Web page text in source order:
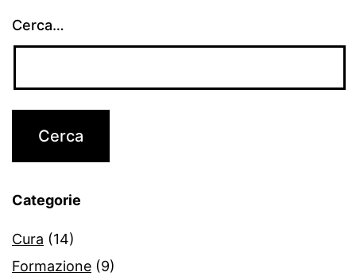
Cerca…
Categorie
Cura (14)
Formazione (9)